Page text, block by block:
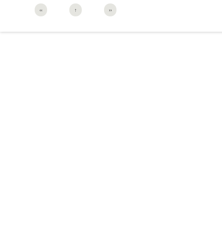
‹‹ ↑ ››